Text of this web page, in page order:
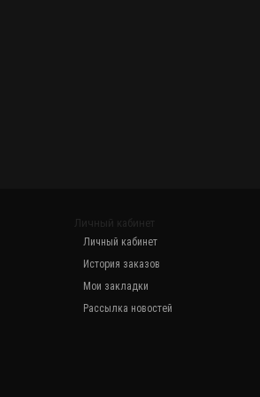
Личный кабинет
Личный кабинет
История заказов
Мои закладки
Рассылка новостей